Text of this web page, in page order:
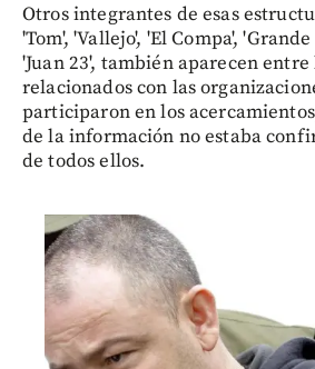
Otros integrantes de esas
'Tom', 'Vallejo', 'El Compa',
'Juan 23', también aparecen
relacionados con las
participaron en los
de la información no estaba
de todos ellos.